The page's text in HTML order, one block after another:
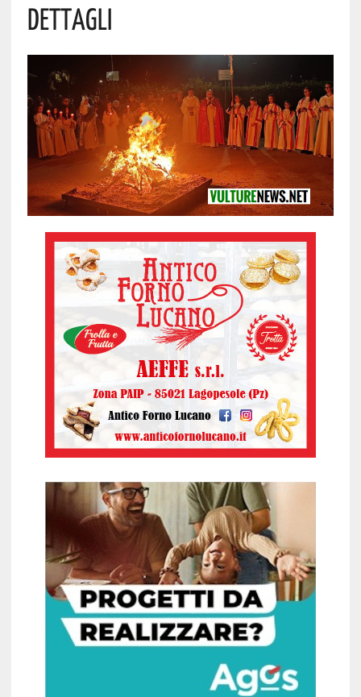
Dettagli